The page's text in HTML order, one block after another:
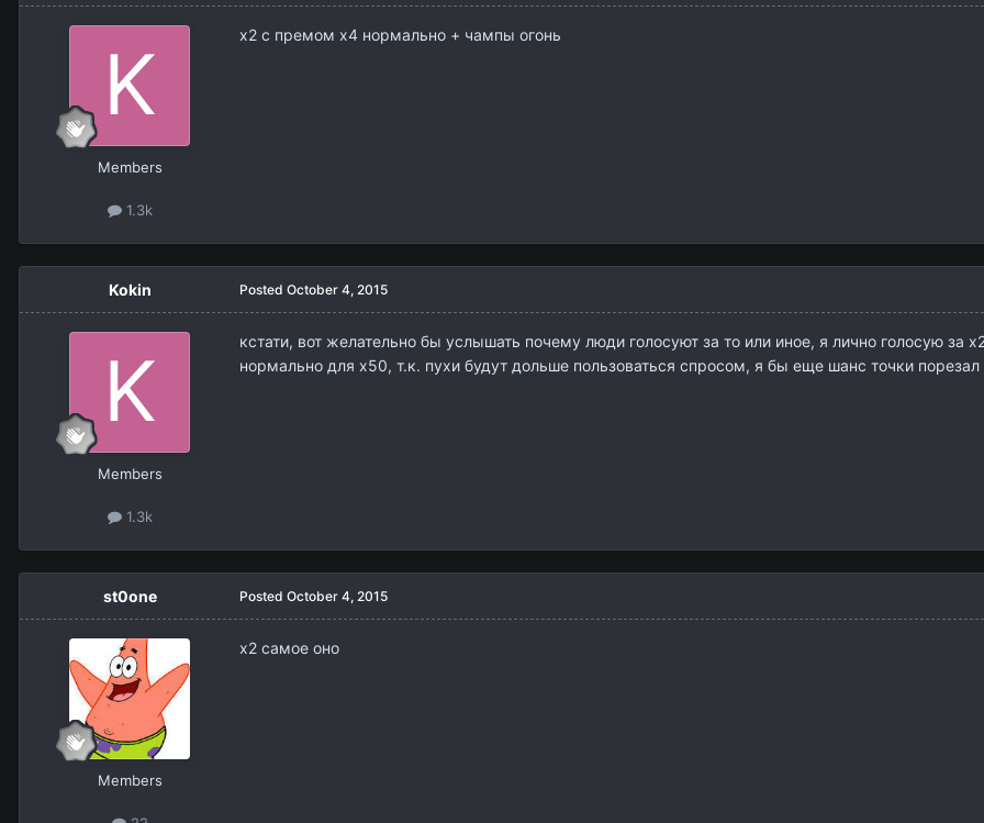
Members
1.3k
х2 с премом х4 нормально + чампы огонь
Kokin
Members
1.3k
Posted October 4, 2015
кстати, вот желательно бы услышать почему люди голосуют за то или иное, я лично голосую за
нормально для х50, т.к. пухи будут дольше пользоваться спросом, я бы еще шанс точки порезал
st0one
Members
Posted October 4, 2015
x2 самое оно